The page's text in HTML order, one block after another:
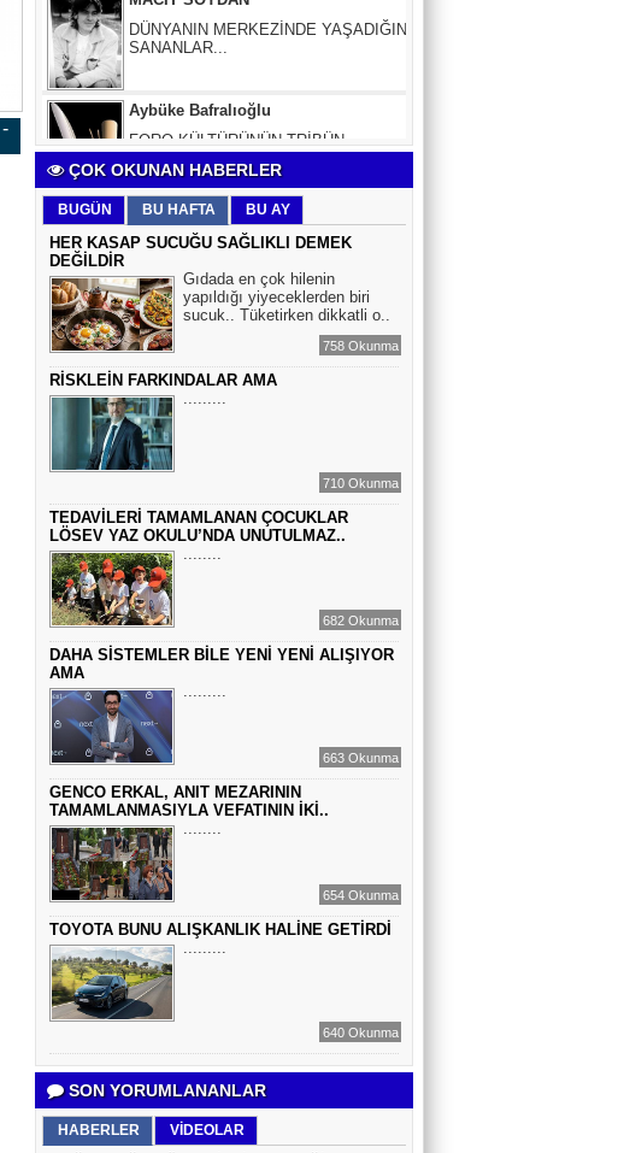
Aybüke Bafralıoğlu
TURİZM VE EĞİTİM
Mr.Hiko...
KORKU VE ŞÜPHE
DÜŞMANLARINIZDIR...
Çiğdem Yorgancıoğlu
İkilikli ve İkircikli Tabiat Diyalektiğinde
Mobius Spiral Mucizeler, Akış ve Doğa
Döngüsünün Bilgeliği...
GEÇMİŞİN SIRLARINA VAKIF OLUN
EMİR EMİRHANOĞLU
BAYRAMDA ARA VERİN
MACİT SOYDAN
DÜNYANIN MERKEZİNDE YAŞADIĞINI
SANANLAR...
ÇOK OKUNAN HABERLER
BUGÜN BU HAFTA BU AY
HER KASAP SUCUĞU SAĞLIKLI DEMEK
DEĞİLDİR
Gıdada en çok hilenin
yapıldığı yiyeceklerden biri
sucuk.. Tüketirken dikkatli o..
758 Okunma
RİSKLEİN FARKINDALAR AMA
.........
710 Okunma
TEDAVİLERİ TAMAMLANAN ÇOCUKLAR
LÖSEV YAZ OKULU’NDA UNUTULMAZ..
........
682 Okunma
DAHA SİSTEMLER BİLE YENİ YENİ ALIŞIYOR
AMA
.........
663 Okunma
GENCO ERKAL, ANIT MEZARININ
TAMAMLANMASIYLA VEFATININ İKİ..
........
654 Okunma
TOYOTA BUNU ALIŞKANLIK HALİNE GETİRDİ
.........
640 Okunma
SON YORUMLANANLAR
HABERLER VİDEOLAR